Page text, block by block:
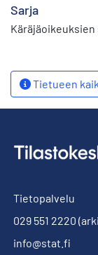
Sarja
Tietueen
Tietopalvelu
029 551 2220
info@stat.fi